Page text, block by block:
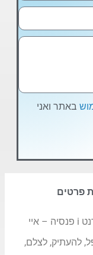
באתר ואני
פרטים
תוכנו ועיצובו והמבנה של אתר האינטרנט i פנסיה – איי
להעתיק, לצלם,